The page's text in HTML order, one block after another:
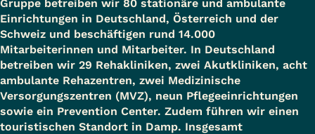
Gruppe betreiben wir 80 stationäre und ambulante
Einrichtungen in Deutschland, Österreich und der
Schweiz und beschäftigen rund 14.000
Mitarbeiterinnen und Mitarbeiter. In Deutschland
betreiben wir 29 Rehakliniken, zwei Akutkliniken, acht
ambulante Rehazentren, zwei Medizinische
Versorgungszentren (MVZ), neun Pflegeeinrichtungen
sowie ein Prevention Center. Zudem führen wir einen
touristischen Standort in Damp. Insgesamt